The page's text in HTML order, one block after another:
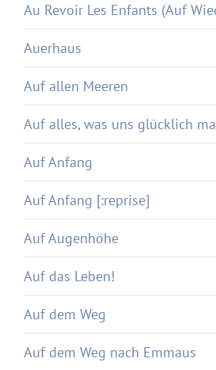
Au Revoir Les Enfants (Auf
Auerhaus
Auf allen Meeren
Auf alles, was uns glücklich
Auf Anfang
Auf Anfang [:reprise]
Auf Augenhöhe
Auf das Leben!
Auf dem Weg
Auf dem Weg nach Emmaus